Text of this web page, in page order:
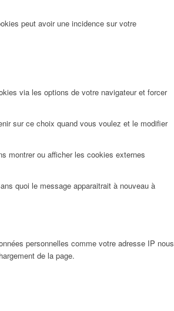
peut avoir une incidence sur votre
via les options de votre navigateur et forcer
sur ce choix quand vous voulez et le modifier
montrer ou afficher les cookies externes
quoi le message apparaitrait à nouveau à
personnelles comme votre adresse IP nous
de la page.